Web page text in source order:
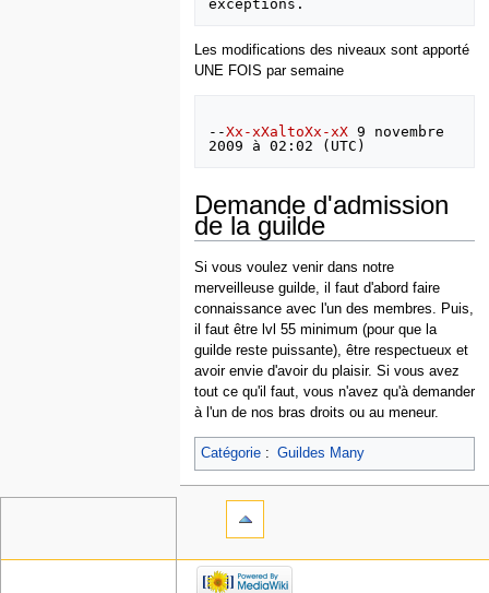
Les modifications des niveaux sont apporté
UNE FOIS par semaine
--Xx-xXaltoXx-xX 9 novembre
Demande d'admission
de la guilde
Si vous voulez venir dans notre
merveilleuse guilde, il faut d'abord faire
connaissance avec l'un des membres. Puis,
il faut être lvl 55 minimum (pour que la
guilde reste puissante), être respectueux et
avoir envie d'avoir du plaisir. Si vous avez
tout ce qu'il faut, vous n'avez qu'à demander
à l'un de nos bras droits ou au meneur.
Catégorie: Guildes Many